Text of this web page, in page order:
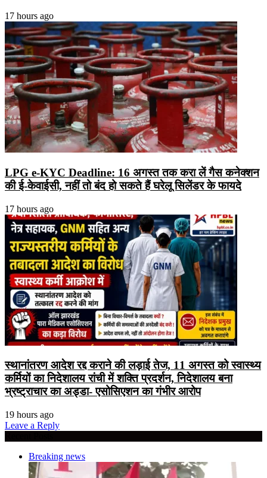
17 hours ago
LPG e-KYC Deadline: 16 अगस्त तक करा लें गैस कनेक्शन
की ई-केवाईसी, नहीं तो बंद हो सकते हैं घरेलू सिलेंडर के फायदे
17 hours ago
स्थानांतरण आदेश रद्द कराने की लड़ाई तेज, 11 अगस्त को स्वास्थ्य
कर्मियों का निदेशालय रांची में शक्ति प्रदर्शन, निदेशालय बना
भ्रष्ट्राचार का अड्डा- एसोसिएशन का गंभीर आरोप
19 hours ago
Leave a Reply
Breaking news